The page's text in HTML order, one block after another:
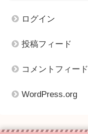
ログイン
投稿フィード
コメントフィード
WordPress.org